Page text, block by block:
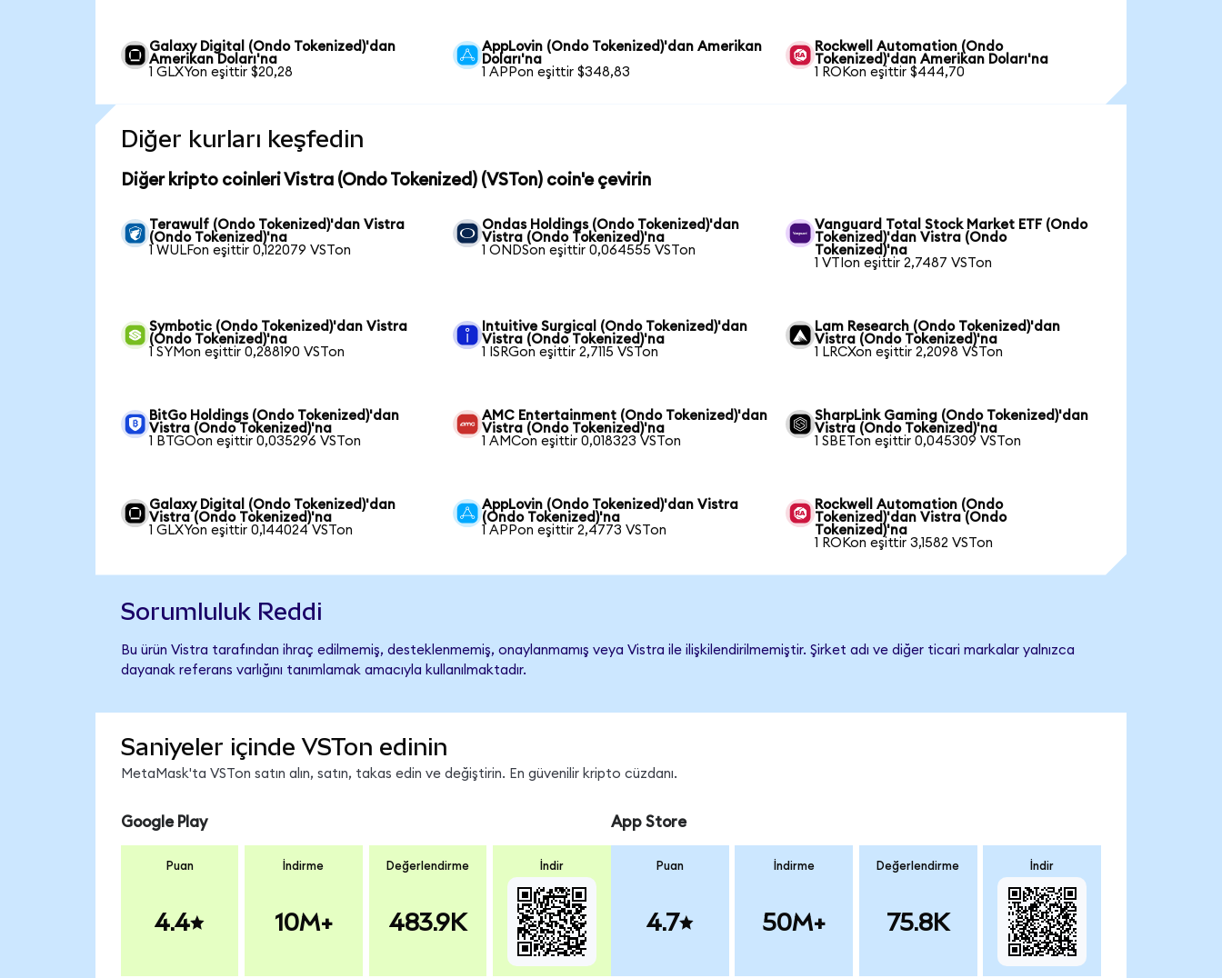
Galaxy Digital (Ondo Tokenized)'dan
Amerikan Doları'na
1 GLXYon eşittir $20,28
AppLovin (Ondo Tokenized)'dan Amerikan
Doları'na
1 APPon eşittir $348,83
Rockwell Automation (Ondo
Tokenized)'dan Amerikan Doları'na
1 ROKon eşittir $444,70
Diğer kurları keşfedin
Diğer kripto coinleri Vistra (Ondo Tokenized) (VSTon) coin'e çevirin
Terawulf (Ondo Tokenized)'dan Vistra
(Ondo Tokenized)'na
1 WULFon eşittir 0,122079 VSTon
Ondas Holdings (Ondo Tokenized)'dan
Vistra (Ondo Tokenized)'na
1 ONDSon eşittir 0,064555 VSTon
Vanguard Total Stock Market ETF (Ondo
Tokenized)'dan Vistra (Ondo
Tokenized)'na
1 VTIon eşittir 2,7487 VSTon
Symbotic (Ondo Tokenized)'dan Vistra
(Ondo Tokenized)'na
1 SYMon eşittir 0,288190 VSTon
Intuitive Surgical (Ondo Tokenized)'dan
Vistra (Ondo Tokenized)'na
1 ISRGon eşittir 2,7115 VSTon
Lam Research (Ondo Tokenized)'dan
Vistra (Ondo Tokenized)'na
1 LRCXon eşittir 2,2098 VSTon
BitGo Holdings (Ondo Tokenized)'dan
Vistra (Ondo Tokenized)'na
1 BTGOon eşittir 0,035296 VSTon
AMC Entertainment (Ondo Tokenized)'dan
Vistra (Ondo Tokenized)'na
1 AMCon eşittir 0,018323 VSTon
SharpLink Gaming (Ondo Tokenized)'dan
Vistra (Ondo Tokenized)'na
1 SBETon eşittir 0,045309 VSTon
Galaxy Digital (Ondo Tokenized)'dan
Vistra (Ondo Tokenized)'na
1 GLXYon eşittir 0,144024 VSTon
AppLovin (Ondo Tokenized)'dan Vistra
(Ondo Tokenized)'na
1 APPon eşittir 2,4773 VSTon
Rockwell Automation (Ondo
Tokenized)'dan Vistra (Ondo
Tokenized)'na
1 ROKon eşittir 3,1582 VSTon
Sorumluluk Reddi
Bu ürün Vistra tarafından ihraç edilmemiş, desteklenmemiş, onaylanmamış veya Vistra ile ilişkilendirilmemiştir. Şirket adı ve diğer ticari markalar yalnızca
dayanak referans varlığını tanımlamak amacıyla kullanılmaktadır.
Saniyeler içinde VSTon edinin
MetaMask'ta VSTon satın alın, satın, takas edin ve değiştirin. En güvenilir kripto cüzdanı.
Google Play
Puan
4.4
İndirme
10M+
Değerlendirme
483.9K
İndir
App Store
Puan
4.7
İndirme
50M+
Değerlendirme
75.8K
İndir